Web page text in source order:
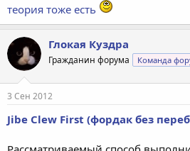
теория тоже есть
Глокая Куздра
Гражданин форума Команда
3 Сен 2012
Jibe Clew First (фордак без